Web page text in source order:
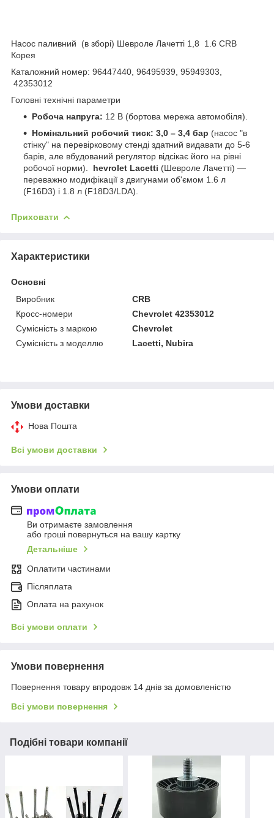
Насос паливний (в зборі) Шевроле Лачетті 1,8 1.6 CRB
Корея
Каталожний номер: 96447440, 96495939, 95949303,
42353012
Головні технічні параметри
Робоча напруга: 12 В (бортова мережа автомобіля).
Номінальний робочий тиск: 3,0 – 3,4 бар (насос "в
стінку" на перевірковому стенді здатний видавати до 5-6
барів, але вбудований регулятор відсікає його на рівні
робочої норми). hevrolet Lacetti (Шевроле Лачетті) —
переважно модифікації з двигунами об'ємом 1.6 л
(F16D3) і 1.8 л (F18D3/LDA).
Приховати
Характеристики
Основні
Виробник
CRB
Кросс-номери
Chevrolet 42353012
Сумісність з маркою
Chevrolet
Сумісність з моделлю
Lacetti, Nubira
Умови доставки
Нова Пошта
Всі умови доставки
Умови оплати
Ви отримаєте замовлення
або гроші повернуться на вашу картку
Детальніше
Оплатити частинами
Післяплата
Оплата на рахунок
Всі умови оплати
Умови повернення
Повернення товару впродовж 14 днів за домовленістю
Всі умови повернення
Подібні товари компанії